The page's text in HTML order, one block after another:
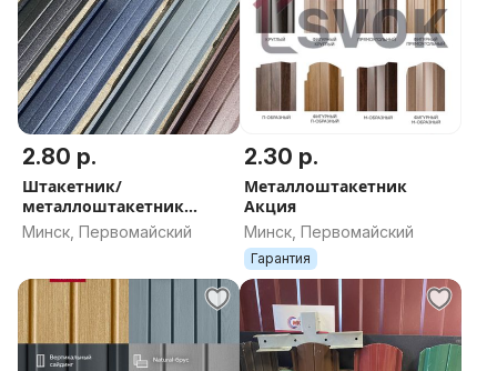
2.80 р.
Штакетник/
металлоштакетник
Версаль ХИТ2025 Акция
Минск, Первомайский
2.30 р.
Металлоштакетник
Акция
Минск, Первомайский
Гарантия